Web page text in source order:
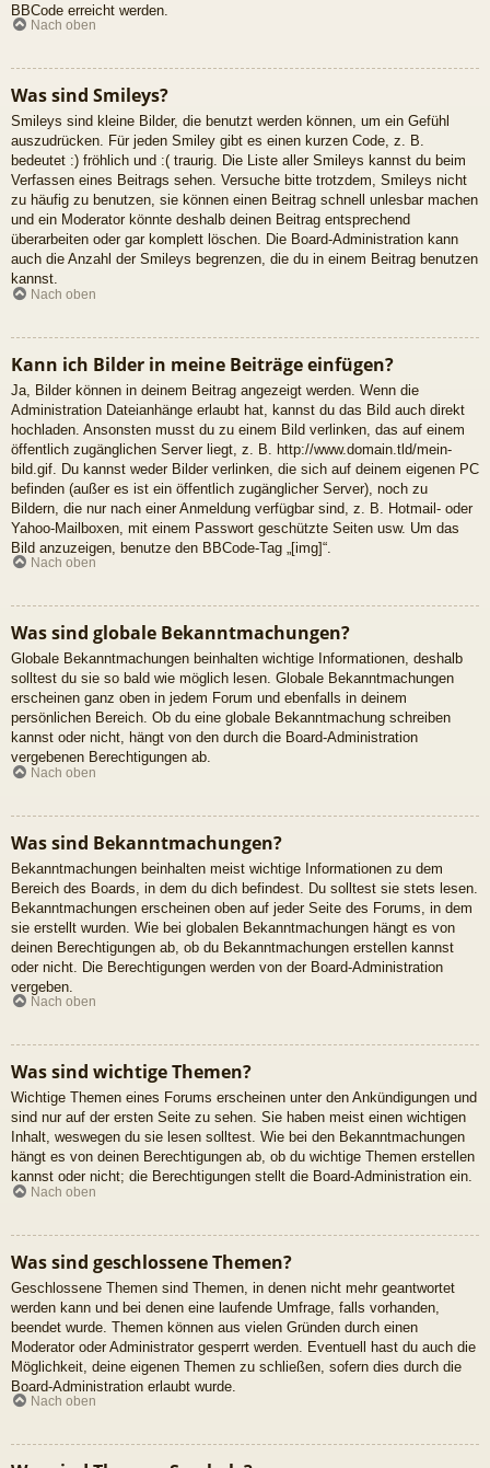
BBCode erreicht werden.
Nach oben
Was sind Smileys?
Smileys sind kleine Bilder, die benutzt werden können, um ein Gefühl
auszudrücken. Für jeden Smiley gibt es einen kurzen Code, z. B.
bedeutet :) fröhlich und :( traurig. Die Liste aller Smileys kannst du beim
Verfassen eines Beitrags sehen. Versuche bitte trotzdem, Smileys nicht
zu häufig zu benutzen, sie können einen Beitrag schnell unlesbar machen
und ein Moderator könnte deshalb deinen Beitrag entsprechend
überarbeiten oder gar komplett löschen. Die Board-Administration kann
auch die Anzahl der Smileys begrenzen, die du in einem Beitrag benutzen
kannst.
Nach oben
Kann ich Bilder in meine Beiträge einfügen?
Ja, Bilder können in deinem Beitrag angezeigt werden. Wenn die
Administration Dateianhänge erlaubt hat, kannst du das Bild auch direkt
hochladen. Ansonsten musst du zu einem Bild verlinken, das auf einem
öffentlich zugänglichen Server liegt, z. B. http://www.domain.tld/mein-
bild.gif. Du kannst weder Bilder verlinken, die sich auf deinem eigenen PC
befinden (außer es ist ein öffentlich zugänglicher Server), noch zu
Bildern, die nur nach einer Anmeldung verfügbar sind, z. B. Hotmail- oder
Yahoo-Mailboxen, mit einem Passwort geschützte Seiten usw. Um das
Bild anzuzeigen, benutze den BBCode-Tag „[img]“.
Nach oben
Was sind globale Bekanntmachungen?
Globale Bekanntmachungen beinhalten wichtige Informationen, deshalb
solltest du sie so bald wie möglich lesen. Globale Bekanntmachungen
erscheinen ganz oben in jedem Forum und ebenfalls in deinem
persönlichen Bereich. Ob du eine globale Bekanntmachung schreiben
kannst oder nicht, hängt von den durch die Board-Administration
vergebenen Berechtigungen ab.
Nach oben
Was sind Bekanntmachungen?
Bekanntmachungen beinhalten meist wichtige Informationen zu dem
Bereich des Boards, in dem du dich befindest. Du solltest sie stets lesen.
Bekanntmachungen erscheinen oben auf jeder Seite des Forums, in dem
sie erstellt wurden. Wie bei globalen Bekanntmachungen hängt es von
deinen Berechtigungen ab, ob du Bekanntmachungen erstellen kannst
oder nicht. Die Berechtigungen werden von der Board-Administration
vergeben.
Nach oben
Was sind wichtige Themen?
Wichtige Themen eines Forums erscheinen unter den Ankündigungen und
sind nur auf der ersten Seite zu sehen. Sie haben meist einen wichtigen
Inhalt, weswegen du sie lesen solltest. Wie bei den Bekanntmachungen
hängt es von deinen Berechtigungen ab, ob du wichtige Themen erstellen
kannst oder nicht; die Berechtigungen stellt die Board-Administration ein.
Nach oben
Was sind geschlossene Themen?
Geschlossene Themen sind Themen, in denen nicht mehr geantwortet
werden kann und bei denen eine laufende Umfrage, falls vorhanden,
beendet wurde. Themen können aus vielen Gründen durch einen
Moderator oder Administrator gesperrt werden. Eventuell hast du auch die
Möglichkeit, deine eigenen Themen zu schließen, sofern dies durch die
Board-Administration erlaubt wurde.
Nach oben